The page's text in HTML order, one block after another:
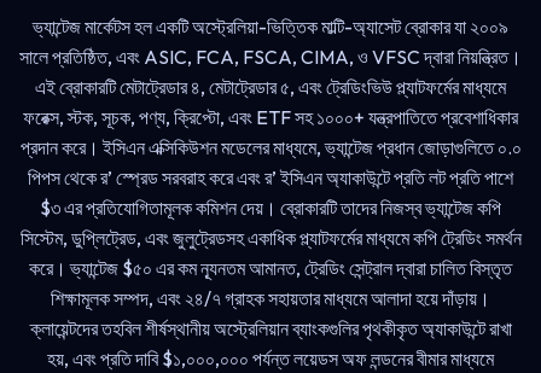
ভ্যান্টেজ মার্কেটস হল একটি অস্ট্রেলিয়া-ভিত্তিক মাল্টি-অ্যাসেট ব্রোকার যা ২০০৯
সালে প্রতিষ্ঠিত, এবং ASIC, FCA, FSCA, CIMA, ও VFSC দ্বারা নিয়ন্ত্রিত।
এই ব্রোকারটি মেটাট্রেডার ৪, মেটাট্রেডার ৫, এবং ট্রেডিংভিউ প্ল্যাটফর্মের মাধ্যমে
ফরেক্স, স্টক, সূচক, পণ্য, ক্রিপ্টো, এবং ETF সহ ১০০০+ যন্ত্রপাতিতে প্রবেশাধিকার
প্রদান করে। ইসিএন এক্সিকিউশন মডেলের মাধ্যমে, ভ্যান্টেজ প্রধান জোড়াগুলিতে ০.০
পিপস থেকে র’ স্প্রেড সরবরাহ করে এবং র’ ইসিএন অ্যাকাউন্টে প্রতি লট প্রতি পাশে
$৩ এর প্রতিযোগিতামূলক কমিশন দেয়। ব্রোকারটি তাদের নিজস্ব ভ্যান্টেজ কপি
সিস্টেম, ডুপ্লিট্রেড, এবং জুলুট্রেডসহ একাধিক প্ল্যাটফর্মের মাধ্যমে কপি ট্রেডিং সমর্থন
করে। ভ্যান্টেজ $৫০ এর কম ন্যূনতম আমানত, ট্রেডিং সেন্ট্রাল দ্বারা চালিত বিস্তৃত
শিক্ষামূলক সম্পদ, এবং ২৪/৭ গ্রাহক সহায়তার মাধ্যমে আলাদা হয়ে দাঁড়ায়।
ক্লায়েন্টদের তহবিল শীর্ষস্থানীয় অস্ট্রেলিয়ান ব্যাংকগুলির পৃথকীকৃত অ্যাকাউন্টে রাখা
হয়, এবং প্রতি দাবি $১,০০০,০০০ পর্যন্ত লয়েডস অফ লন্ডনের বীমার মাধ্যমে